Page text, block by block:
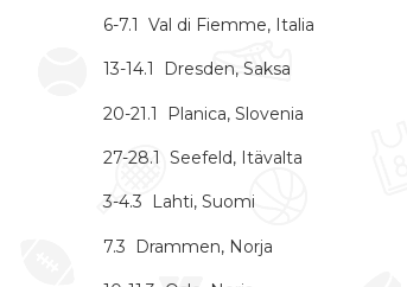
6-7.1 Val di Fiemme, Italia
13-14.1 Dresden, Saksa
20-21.1 Planica, Slovenia
27-28.1 Seefeld, Itävalta
3-4.3 Lahti, Suomi
7.3 Drammen, Norja